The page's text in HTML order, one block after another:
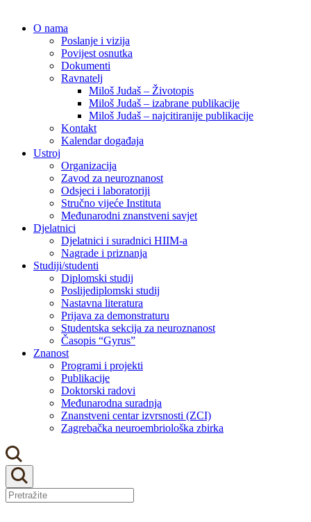
O nama
Poslanje i vizija
Povijest osnutka
Dokumenti
Ravnatelj
Miloš Judaš – Životopis
Miloš Judaš – izabrane publikacije
Miloš Judaš – najcitiranije publikacije
Kontakt
Kalendar događaja
Ustroj
Organizacija
Zavod za neuroznanost
Odsjeci i laboratoriji
Stručno vijeće Instituta
Međunarodni znanstveni savjet
Djelatnici
Djelatnici i suradnici HIIM-a
Nagrade i priznanja
Studiji/studenti
Diplomski studij
Poslijediplomski studij
Nastavna literatura
Prijava za demonstraturu
Studentska sekcija za neuroznanost
Časopis “Gyrus”
Znanost
Programi i projekti
Publikacije
Doktorski radovi
Međunarodna suradnja
Znanstveni centar izvrsnosti (ZCI)
Zagrebačka neuroembriološka zbirka